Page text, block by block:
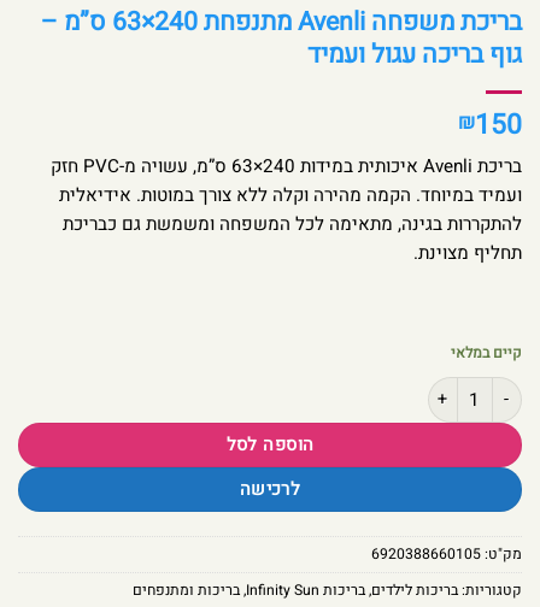
בריכת משפחה Avenli מתנפחת 240×63 ס”מ –
גוף בריכה עגול ועמיד
₪150
בריכת Avenli איכותית במידות 240×63 ס”מ, עשויה מ-PVC חזק
ועמיד במיוחד. הקמה מהירה וקלה ללא צורך במוטות. אידיאלית
להתקררות בגינה, מתאימה לכל המשפחה ומשמשת גם כבריכת
תחליף מצוינת.
קיים במלאי
כמות של בריכת משפחה Avenli מתנפחת 240x63 ס"מ – גוף בריכה עגול ועמיד
הוספה לסל
לרכישה
מק"ט:6920388660105
קטגוריות:בריכות לילדים,בריכות Infinity Sun ,בריכות ומתנפחים